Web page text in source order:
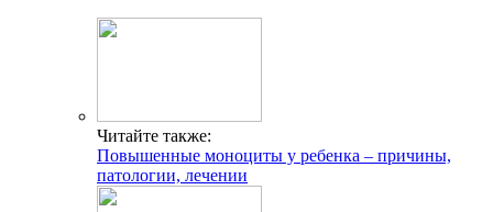
Читайте также:
Повышенные моноциты у ребенка – причины,
патологии, лечении